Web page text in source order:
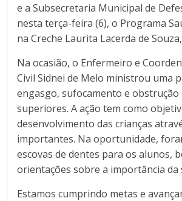
e a Subsecretaria Municipal de
nesta terça-feira (6), o Programa
na Creche Laurita Lacerda de
Na ocasião, o Enfermeiro e
Civil Sidnei de Melo ministrou uma
engasgo, sufocamento e obstrução
superiores. A ação tem como
desenvolvimento das crianças
importantes. Na oportunidade,
escovas de dentes para os alunos,
orientações sobre a importância da
Estamos cumprindo metas e